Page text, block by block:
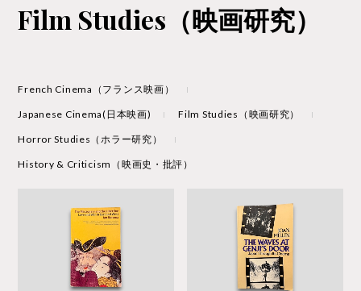
Film Studies（映画研究）
French Cinema（フランス映画）
Japanese Cinema(日本映画) Film Studies（映画研究）
Horror Studies（ホラー研究）
History & Criticism（映画史・批評）